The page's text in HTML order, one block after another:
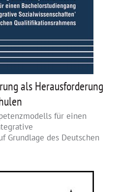
als Herausforderung
für einen
Grundlage des Deutschen